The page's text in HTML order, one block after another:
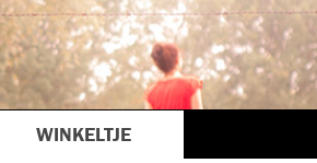
WINKELTJE